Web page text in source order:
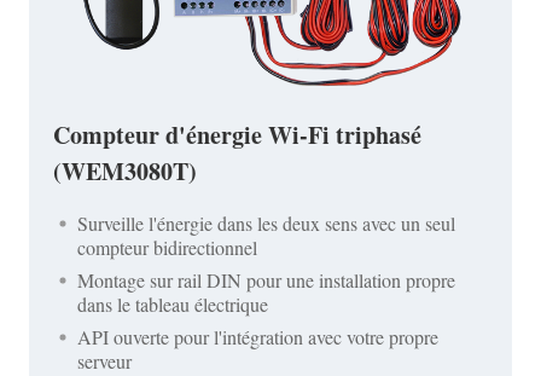
Compteur d'énergie Wi-Fi triphasé
(WEM3080T)
Surveille l'énergie dans les deux sens avec un seul
compteur bidirectionnel
Montage sur rail DIN pour une installation propre
dans le tableau électrique
API ouverte pour l'intégration avec votre propre
serveur